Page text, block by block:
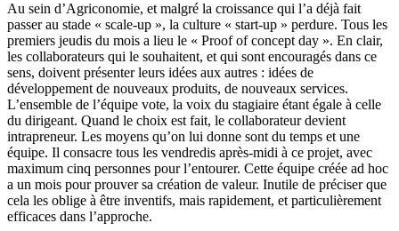
Au sein d’Agriconomie, et malgré la croissance qui l’a déjà fait
passer au stade « scale-up », la culture « start-up » perdure. Tous les
premiers jeudis du mois a lieu le « Proof of concept day ». En clair,
les collaborateurs qui le souhaitent, et qui sont encouragés dans ce
sens, doivent présenter leurs idées aux autres : idées de
développement de nouveaux produits, de nouveaux services.
L’ensemble de l’équipe vote, la voix du stagiaire étant égale à celle
du dirigeant. Quand le choix est fait, le collaborateur devient
intrapreneur. Les moyens qu’on lui donne sont du temps et une
équipe. Il consacre tous les vendredis après-midi à ce projet, avec
maximum cinq personnes pour l’entourer. Cette équipe créée ad hoc
a un mois pour prouver sa création de valeur. Inutile de préciser que
cela les oblige à être inventifs, mais rapidement, et particulièrement
efficaces dans l’approche.